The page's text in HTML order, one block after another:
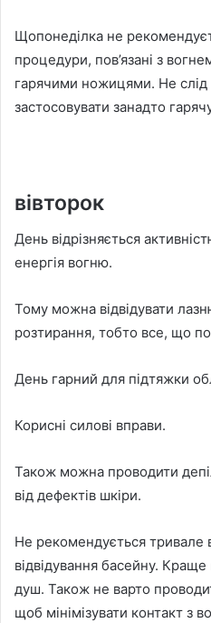
Щопонеділка не
процедури, пов’язані з
гарячими ножицями. Не слід
застосовувати занадто
вівторок
День відрізняється
енергія вогню.
Тому можна відвідувати
розтирання, тобто все, що
День гарний для підтяжки
Корисні силові вправи.
Також можна проводити
від дефектів шкіри.
Не рекомендується тривале
відвідування басейну.
душ. Також не варто
щоб мінімізувати контакт з